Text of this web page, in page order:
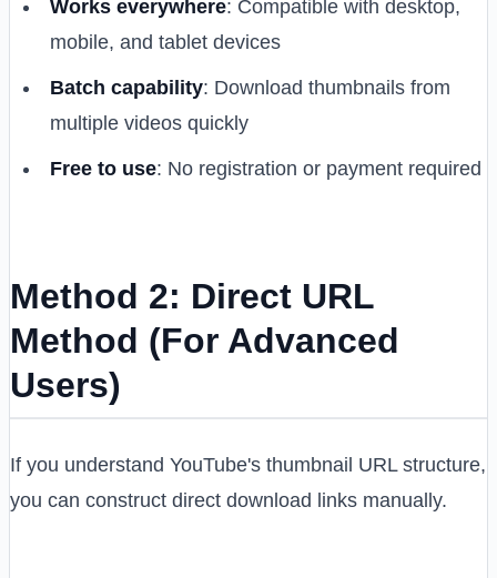
Works everywhere: Compatible with desktop,
mobile, and tablet devices
Batch capability: Download thumbnails from
multiple videos quickly
Free to use: No registration or payment required
Method 2: Direct URL
Method (For Advanced
Users)
If you understand YouTube's thumbnail URL structure,
you can construct direct download links manually.